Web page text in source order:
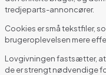
tredjeparts-annoncører.
Cookies er små tekstfiler,
brugeroplevelsen mere
Lovgivningen fastsætter, at
de er strengt nødvendige